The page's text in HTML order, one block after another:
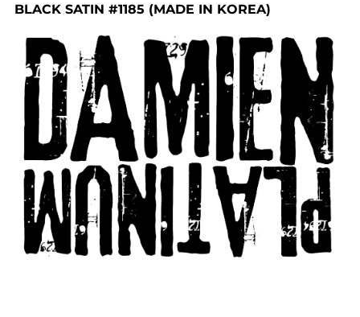
BLACK SATIN #1185 (MADE IN KOREA)